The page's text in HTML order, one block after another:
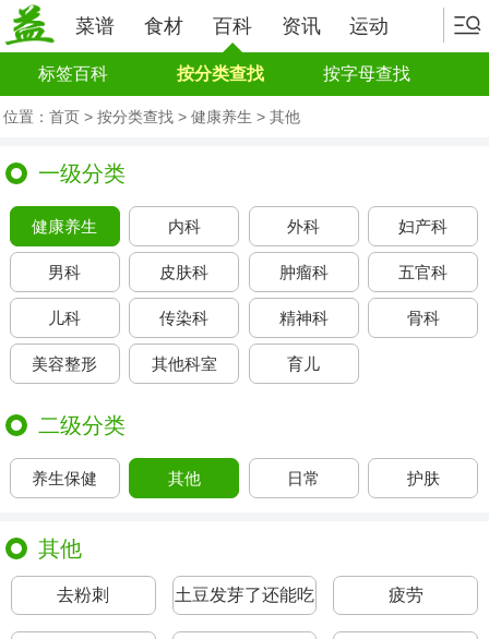
菜谱 食材 百科 资讯 运动
标签百科 按分类查找 按字母查找
位置： 首页 > 按分类查找 > 健康养生 > 其他
一级分类
健康养生 内科 外科 妇产科
男科 皮肤科 肿瘤科 五官科
儿科 传染科 精神科 骨科
美容整形 其他科室 育儿
二级分类
养生保健 其他 日常 护肤
其他
去粉刺
土豆发芽了还能吃
吗
疲劳